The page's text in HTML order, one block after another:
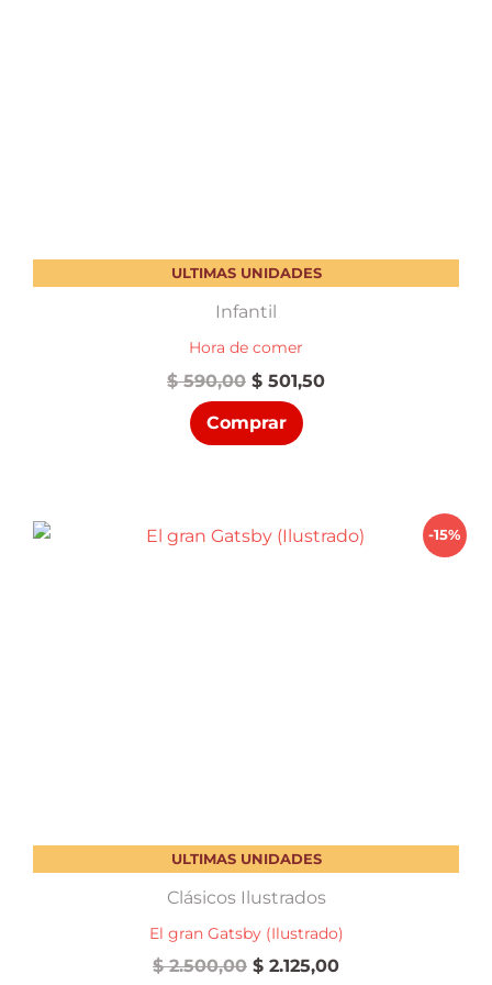
ULTIMAS UNIDADES
Infantil
Hora de comer
$590,00 El
precio
original
era:
$ 501,50El
Comprar
-15%
ULTIMAS UNIDADES
Clásicos Ilustrados
El gran Gatsby (Ilustrado)
$2.500,00 El
$ 2.125,00El